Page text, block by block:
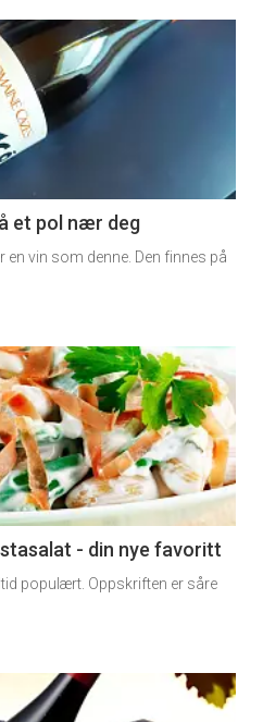
et pol nær deg
vin som denne. Den finnes på
- din nye favoritt
populært. Oppskriften er såre